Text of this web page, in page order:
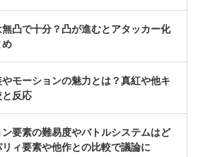
無凸で十分？凸が進むとアタッカー化
やモーションの魅力とは？真紅や他キ
反応
ン要素の難易度やバトルシステムはど
ィ要素や他作との比較で議論に